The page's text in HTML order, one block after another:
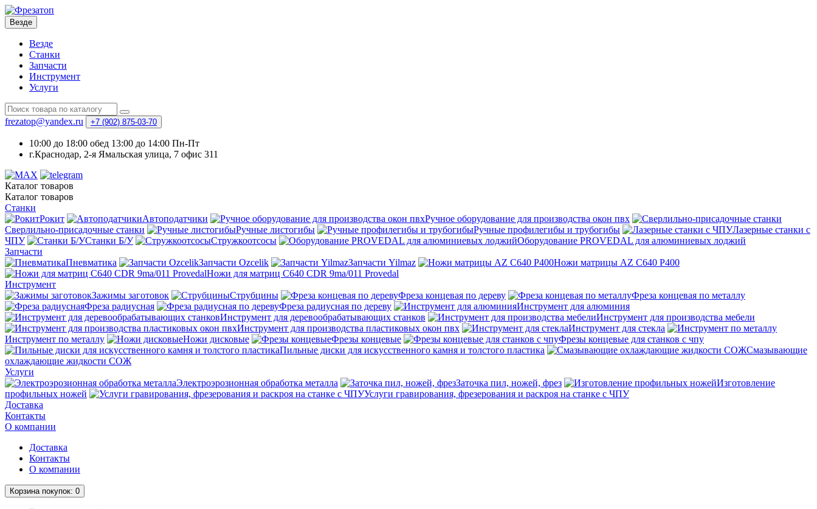
Везде
Везде
Станки
Запчасти
Инструмент
Услуги
frezatop@yandex.ru +7 (902) 875-03-70
10:00 до 18:00 обед 13:00 до 14:00 Пн-Пт
г.Краснодар, 2-я Ямальская улица, 7 офис 311
Каталог товаров
Каталог товаров
Станки
Рокит
Автоподатчики
Ручное оборудование для производства окон пвх
Сверлильно-присадочные станки
Ручные листогибы Ручные профилегибы и трубогибы
Лазерные станки с
ЧПУ
Станки Б/У Стружкоотсосы
Оборудование PROVEDAL для алюминиевых лоджий
Запчасти
Пневматика
Запчасти Ozcelik Запчасти Yilmaz
Ножи матрицы AZ C640 P400
Ножи для матриц C640 CDR 9ma/011 Provedal
Инструмент
Зажимы заготовок
Струбцины Фреза концевая по дереву
Фреза концевая по металлу
Фреза радиусная
Фреза радиусная по дереву
Инструмент для алюминия
Инструмент для деревообрабатывающих станков
Инструмент для производства мебели
Инструмент для производства пластиковых окон пвх
Инструмент для стекла
Инструмент по металлу
Ножи дисковые Фрезы концевые
Фрезы концевые для станков с чпу
Пильные диски для искусственного камня и толстого пластика
Смазывающие
охлаждающие жидкости СОЖ
Услуги
Электроэрозионная обработка металла
Заточка пил, ножей, фрез
Изготовление
профильных ножей
Услуги гравирования, фрезерования и раскроя на станке с ЧПУ
Доставка
Контакты
О компании
Доставка
Контакты
О компании
Корзинапокупок: 0